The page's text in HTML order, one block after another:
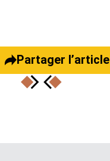
Partager l’article